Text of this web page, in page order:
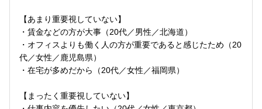
【あまり重要視していない】
・賃金などの方が大事（20代／男性／北海道）
・オフィスよりも働く人の方が重要であると感じたため（20
代／女性／鹿児島県）
・在宅が多めだから（20代／女性／福岡県）
【まったく重要視していない】